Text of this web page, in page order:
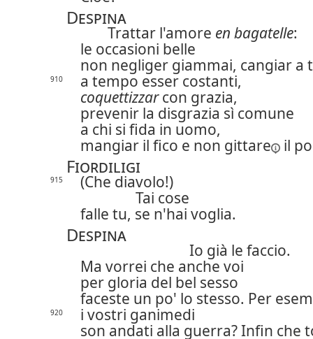
Despina
Trattar l'amore en bagatelle:
le occasioni belle
non negliger giammai, cangiar a
910
a tempo esser costanti,
coquettizzarcon grazia,
prevenir la disgrazia sì comune
a chi si fida in uomo,
mangiar il fico e non gittare il
Fiordiligi
915
(Che diavolo!)
Tai cose
falle tu, se n'hai voglia.
Despina
Io già le faccio.
Ma vorrei che anche voi
per gloria del bel sesso
faceste un po' lo stesso. Per
920
i vostri ganimedi
son andati alla guerra? Infin che